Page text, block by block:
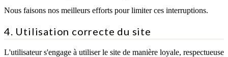
Nous faisons nos meilleurs efforts pour limiter ces interruptions.
4. Utilisation correcte du site
L'utilisateur s'engage à utiliser le site de manière loyale, respectueuse